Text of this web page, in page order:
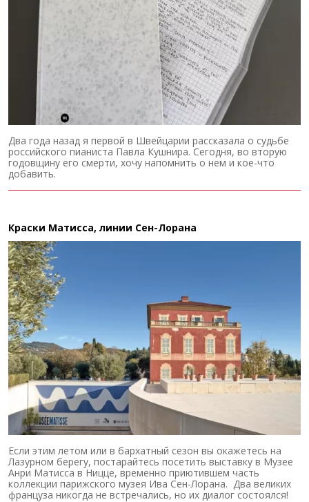
Два года назад я первой в Швейцарии рассказала о судьбе
российского пианиста Павла Кушнира. Сегодня, во вторую
годовщину его смерти, хочу напомнить о нем и кое-что
добавить.
Краски Матисса, линии Сен-Лорана
Если этим летом или в бархатный сезон вы окажетесь на
Лазурном берегу, постарайтесь посетить выставку в Музее
Анри Матисса в Ницце, временно приютившем часть
коллекции парижского музея Ива Сен-Лорана. Два великих
француза никогда не встречались, но их диалог состоялся!